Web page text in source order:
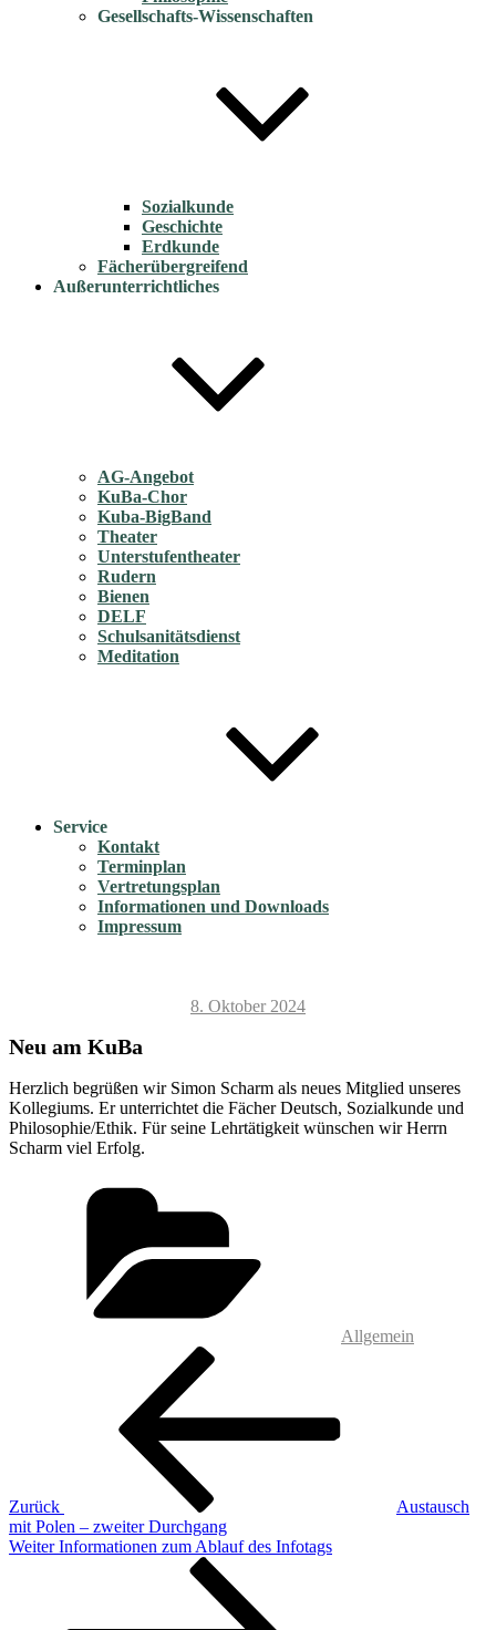
Gesellschafts-Wissenschaften
Sozialkunde
Geschichte
Erdkunde
Fächerübergreifend
Außerunterrichtliches
AG-Angebot
KuBa-Chor
Kuba-BigBand
Theater
Unterstufentheater
Rudern
Bienen
DELF
Schulsanitätsdienst
Meditation
Service
Kontakt
Terminplan
Vertretungsplan
Informationen und Downloads
Impressum
Veröffentlicht
8. Oktober 2024
Neu am KuBa
Herzlich begrüßen wir Simon Scharm als neues Mitglied unseres
Kollegiums. Er unterrichtet die Fächer Deutsch, Sozialkunde und
Philosophie/Ethik. Für seine Lehrtätigkeit wünschen wir Herrn
Scharm viel Erfolg.
Allgemein
Beitragsnavigation
Zurück
Austausch
mit Polen – zweiter Durchgang
Nächster
Weiter Informationen zum Ablauf des Infotags